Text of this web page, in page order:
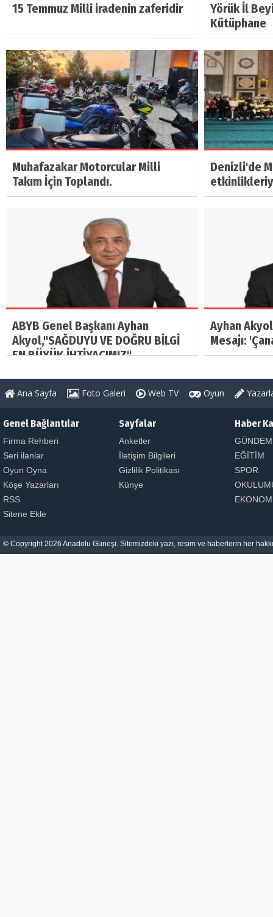
15 Temmuz Milli iradenin zaferidir
Yörük İl
Kütüphane
Muhafazakar Motorcular Milli
Takım İçin Toplandı.
Denizli'de
ABYB Genel Başkanı Ayhan
Akyol,"SAĞDUYU VE DOĞRU BİLGİ
EN BÜYÜK İHTİYACIMIZ"
Ayhan
Mesajı:
Ana Sayfa Foto Galeri Web TV Oyun
Genel Bağlantılar
Firma Rehberi
Seri ilanlar
Oyun Oyna
Köşe Yazarları
RSS
Sitene Ekle
Sayfalar
Anketler
İletişim Bilgileri
Gizlilik Politikası
Künye
Haber
GÜNDEM
EĞİTİM
SPOR
© Copyright 2026 Anadolu Güneşi. Sitemizdeki yazı, resim ve haberlerin her